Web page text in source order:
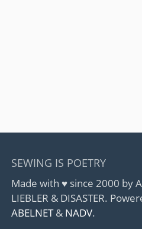
SEWING IS POETRY
Made with ♥ since 2000 by
LIEBLER & DISASTER.
ABELNET& NADV.